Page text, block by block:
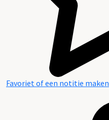
Favoriet of een notitie maken